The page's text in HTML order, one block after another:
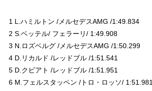
1 L.ハミルトン /メルセデスAMG /1:49.834
2 S.ベッテル/ フェラーリ/ 1:49.908
3 N.ロズベルグ /メルセデスAMG /1:50.299
4 D.リカルド /レッドブル /1:51.541
5 D.クビアト /レッドブル /1:51.951
6 M.フェルスタッペン /トロ・ロッソ/ 1:51.981